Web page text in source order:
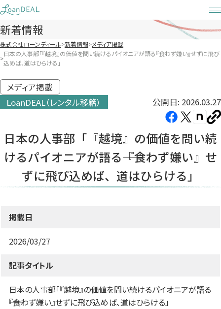
Skip
to
content
新着情報
株式会社ローンディール 新着情報 メディア掲載
日本の人事部「『越境』の価値を問い続けるパイオニアが語る――『食わず嫌い』せずに飛び
込めば、道はひらける」
メディア掲載
LoanDEAL（レンタル移籍）
公開日: 2026.03.27
Facebook（新
い
タ
ブ
で
X（新
い
タ
ブ
で
note（新
い
タ
ブ
コ
ピ
ー
日本の人事部「『越境』の価値を問い続
けるパイオニアが語る――『食わず嫌い』せ
ずに飛び込めば、道はひらける」
掲載日
2026/03/27
記事タイトル
日本の人事部「『越境』の価値を問い続けるパイオニアが語る
――『食わず嫌い』せずに飛び込めば、道はひらける」